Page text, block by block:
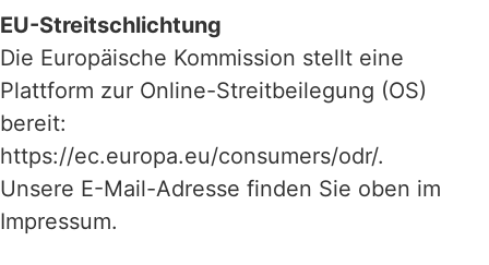
EU-Streitschlichtung
Die Europäische Kommission stellt eine
Plattform zur Online-Streitbeilegung (OS)
bereit:
https://ec.europa.eu/consumers/odr/.
Unsere E-Mail-Adresse finden Sie oben im
Impressum.